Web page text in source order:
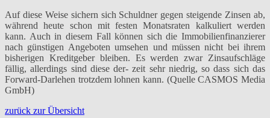
Auf diese Weise sichern sich Schuldner gegen steigende Zinsen ab,
während heute schon mit festen Monatsraten kalkuliert werden
kann. Auch in diesem Fall können sich die Immobilienfinanzierer
nach günstigen Angeboten umsehen und müssen nicht bei ihrem
bisherigen Kreditgeber bleiben. Es werden zwar Zinsaufschläge
fällig, allerdings sind diese der- zeit sehr niedrig, so dass sich das
Forward-Darlehen trotzdem lohnen kann. (Quelle CASMOS Media
GmbH)
zurück zur Übersicht